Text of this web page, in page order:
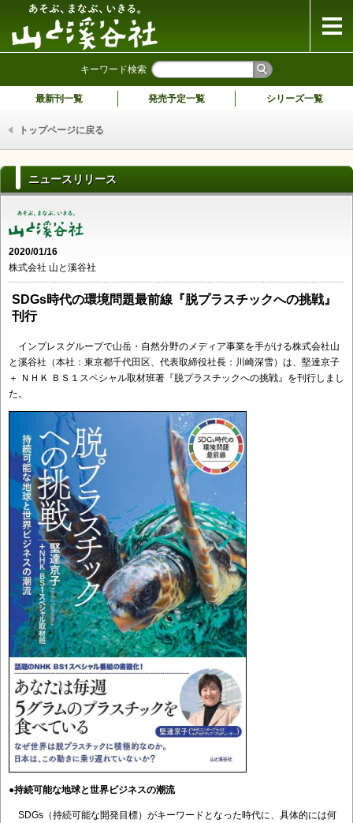
キーワード検索
最新刊一覧 発売予定一覧 シリーズ一覧
トップページに戻る
ニュースリリース
2020/01/16
株式会社 山と溪谷社
SDGs時代の環境問題最前線『脱プラスチックへの挑戦』
刊行
インプレスグループで山岳・自然分野のメディア事業を手がける株式会社山
と溪谷社（本社：東京都千代田区、代表取締役社長：川崎深雪）は、堅達京子
＋ ＮＨＫ ＢＳ１スペシャル取材班著『脱プラスチックへの挑戦』を刊行しまし
た。
●持続可能な地球と世界ビジネスの潮流
SDGs（持続可能な開発目標）がキーワードとなった時代に、具体的には何